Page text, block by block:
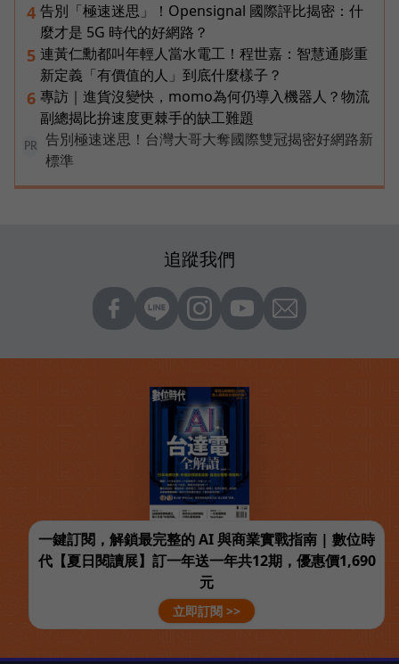
4 告別「極速迷思」！Opensignal 國際評比揭密：什
麼才是 5G 時代的好網路？
5 連黃仁勳都叫年輕人當水電工！程世嘉：智慧通膨重
新定義「有價值的人」到底什麼樣子？
6 專訪｜進貨沒變快，momo為何仍導入機器人？物流
副總揭比拚速度更棘手的缺工難題
PR
告別極速迷思！台灣大哥大奪國際雙冠揭密好網路新
標準
追蹤我們
一鍵訂閱，解鎖最完整的 AI 與商業實戰指南 | 數位時
代【夏日閱讀展】訂一年送一年共12期，優惠價1,690
元
立即訂閱 >>